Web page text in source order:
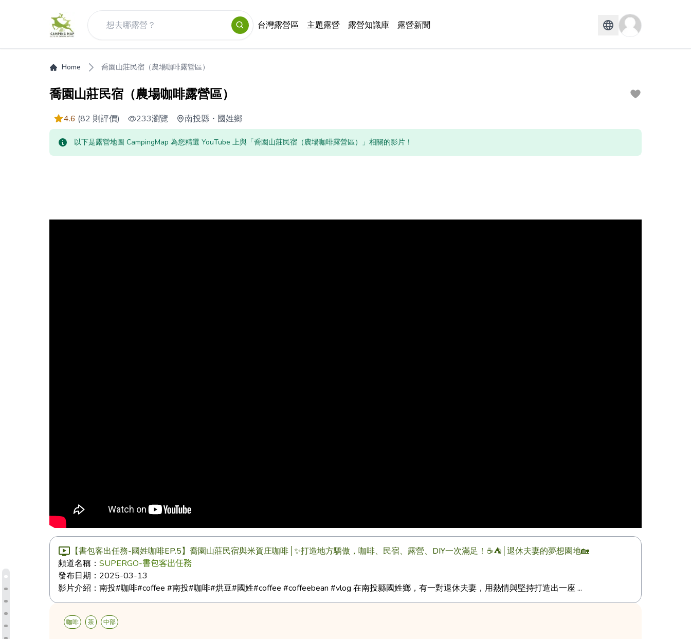
台灣露營區 主題露營 露營知識庫 露營新聞
Home 喬園山莊民宿（農場咖啡露營區）
喬園山莊民宿（農場咖啡露營區）
4.6 (82 則評價) 233瀏覽 南投縣 ・ 國姓鄉
以下是露營地圖 CampingMap 為您精選 YouTube 上與「喬園山莊民宿（農場咖啡露營區）」相關的影片！
【書包客出任務-國姓咖啡EP.5】喬園山莊民宿與米賀庄咖啡│✨打造地方驕傲，咖啡、民宿、露營、DIY一次滿足！☕️⛺│退休夫妻的夢想園地🏡
頻道名稱： SUPERGO-書包客出任務
發布日期： 2025-03-13
影片介紹： 南投#咖啡#coffee #南投#咖啡#烘豆#國姓#coffee #coffeebean #vlog 在南投縣國姓鄉，有一對退休夫妻，用熱情與堅持打造出一座 ...
咖啡 茶 中部